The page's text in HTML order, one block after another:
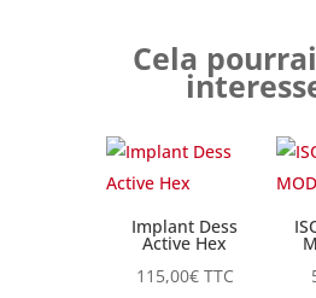
Cela
Implant Dess
Active Hex
115,00€ TTC